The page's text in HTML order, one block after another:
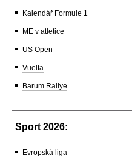
Kalendář Formule 1
ME v atletice
US Open
Vuelta
Barum Rallye
Sport 2026:
Evropská liga